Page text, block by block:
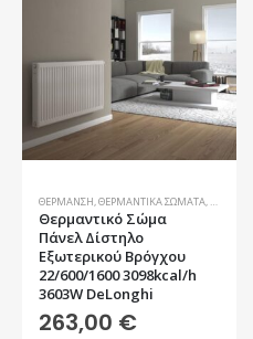
ΘΈΡΜΑΝΣΗ,ΘΕΡΜΑΝΤΙΚΆ ΣΏΜΑΤΑ, ΣΏΜΑΤΑ
Θερμαντικό Σώμα
Πάνελ Δίστηλο
Εξωτερικού Βρόγχου
22/600/1600 3098kcal/h
3603W DeLonghi
263,00 €